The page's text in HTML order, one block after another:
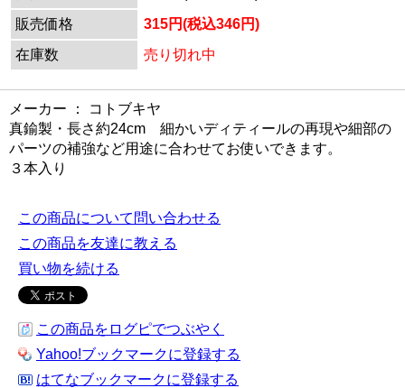
販売価格
315円(税込346円)
在庫数
売り切れ中
メーカー ： コトブキヤ
真鍮製・長さ約24cm 細かいディティールの再現や細部の
パーツの補強など用途に合わせてお使いできます。
３本入り
この商品について問い合わせる
この商品を友達に教える
買い物を続ける
この商品をログピでつぶやく
Yahoo!ブックマークに登録する
はてなブックマークに登録する